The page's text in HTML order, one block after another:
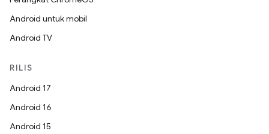
Android untuk mobil
Android TV
RILIS
Android 17
Android 16
Android 15